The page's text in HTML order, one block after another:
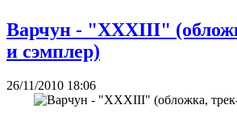
Варчун - "XXXIII"
и сэмплер)
26/11/2010 18:06